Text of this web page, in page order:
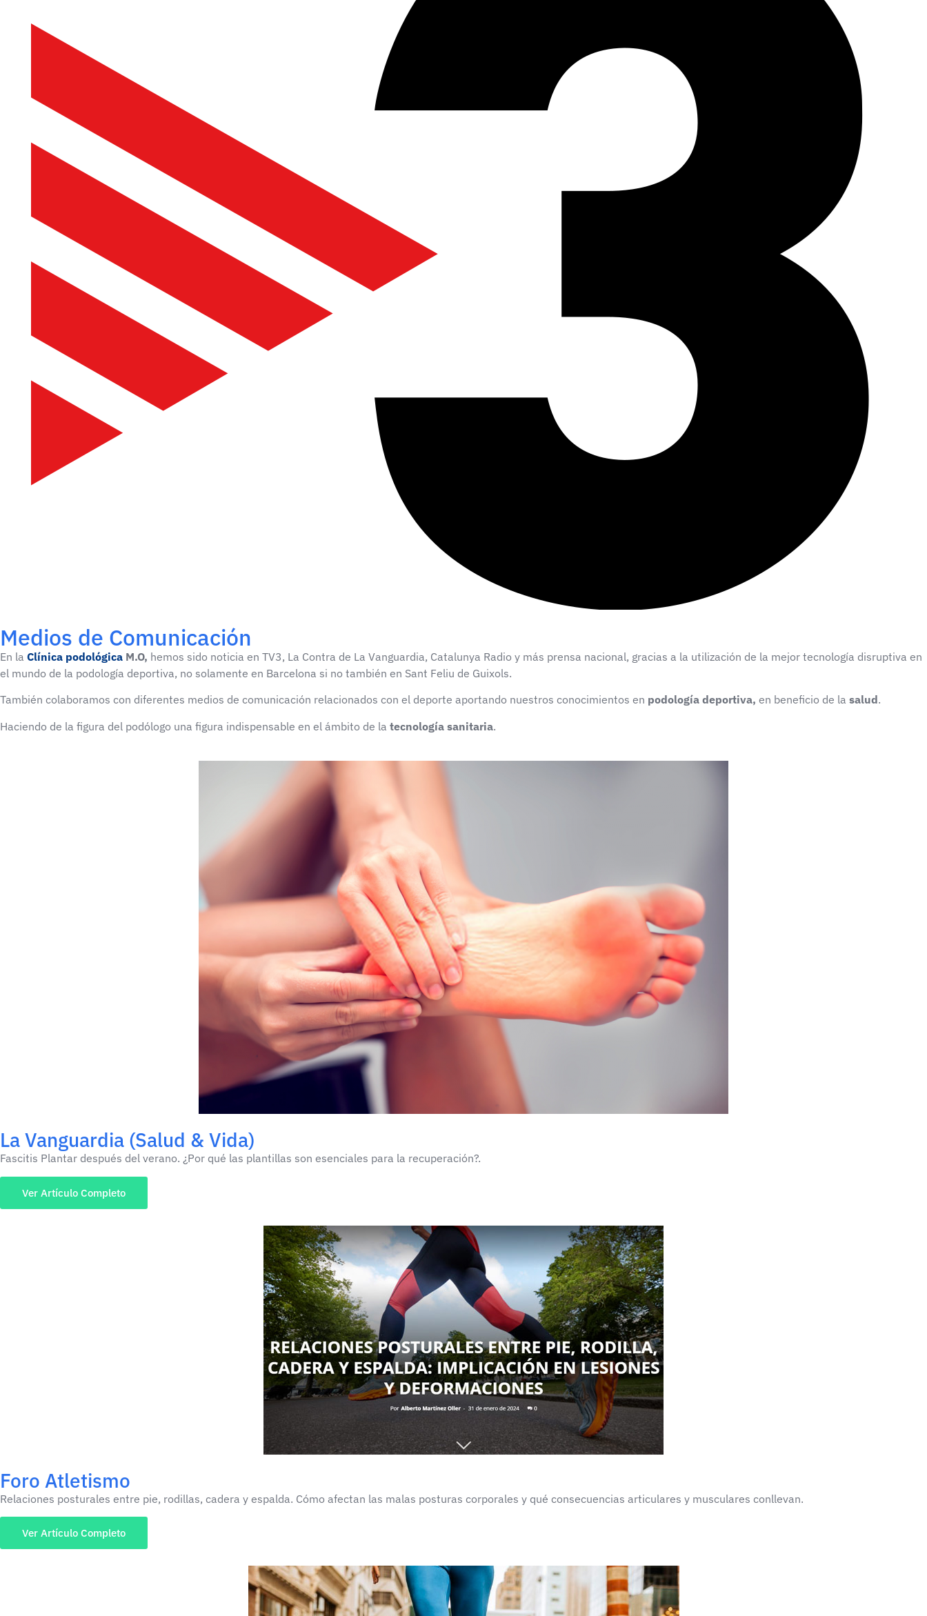
Medios de Comunicación
En la Clínica podológica M.O, hemos sido noticia en TV3, La Contra de La Vanguardia, Catalunya Radio y más prensa nacional, gracias a la utilización de la mejor tecnología disruptiva en
el mundo de la podología deportiva, no solamente en Barcelona si no también en Sant Feliu de Guixols.
También colaboramos con diferentes medios de comunicación relacionados con el deporte aportando nuestros conocimientos en podología deportiva, en beneficio de la salud.
Haciendo de la figura del podólogo una figura indispensable en el ámbito de la tecnología sanitaria.
La Vanguardia (Salud & Vida)
Fascitis Plantar después del verano. ¿Por qué las plantillas son esenciales para la recuperación?.
Ver Artículo Completo
Foro Atletismo
Relaciones posturales entre pie, rodillas, cadera y espalda. Cómo afectan las malas posturas corporales y qué consecuencias articulares y musculares conllevan.
Ver Artículo Completo